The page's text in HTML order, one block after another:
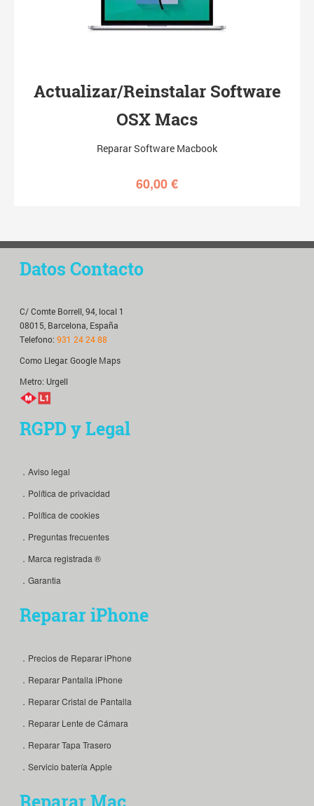
Actualizar/Reinstalar Software
OSX Macs
Reparar Software Macbook
60,00€
Datos Contacto
C/ Comte Borrell, 94, local 1
08015, Barcelona, España
Telefono:931 24 24 88
Como Llegar:Google Maps
Metro: Urgell
RGPD y Legal
．Aviso legal
．Política de privacidad
．Política de cookies
．Preguntas frecuentes
．Marca registrada ®
．Garantia
Reparar iPhone
．Precios de Reparar iPhone
．Reparar Pantalla iPhone
．Reparar Cristal de Pantalla
．Reparar Lente de Cámara
．Reparar Tapa Trasero
．Servicio batería Apple